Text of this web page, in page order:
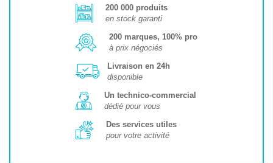
200 000 produits
en stock garanti
200 marques, 100% pro
à prix négociés
Livraison en 24h
disponible
Un technico-commercial
dédié pour vous
Des services utiles
pour votre activité